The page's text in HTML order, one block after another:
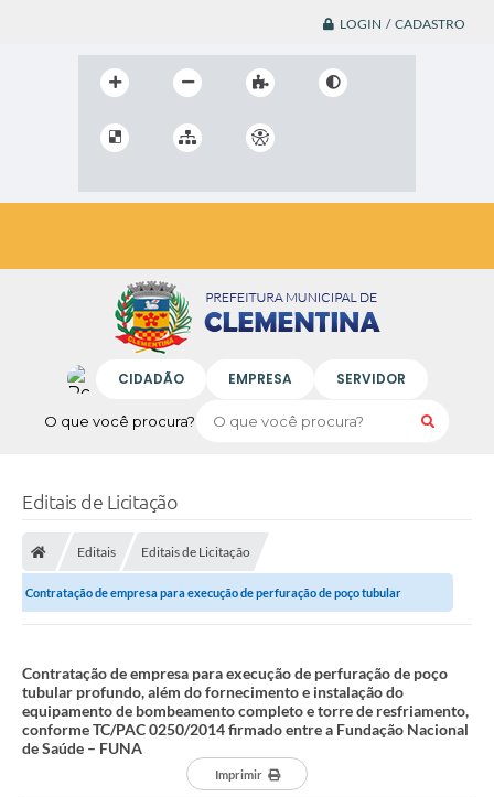
LOGIN / CADASTRO
O que você procura?
CIDADÃO EMPRESA SERVIDOR
Editais de Licitação
Editais Editais de Licitação
Contratação de empresa para execução de perfuração de poço tubular
Contratação de empresa para execução de perfuração de poço
tubular profundo, além do fornecimento e instalação do
equipamento de bombeamento completo e torre de resfriamento,
conforme TC/PAC 0250/2014 firmado entre a Fundação Nacional
de Saúde – FUNA
Imprimir